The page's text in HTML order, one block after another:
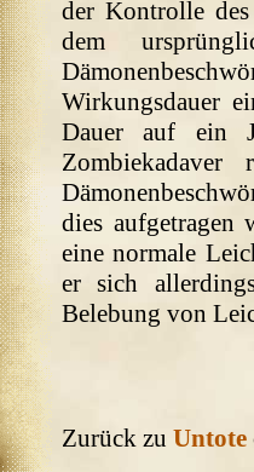
der Kontrolle
dem
Wirkungsdauer
Dauer auf ein
dies aufgetragen
eine normale
er sich
Belebung von
Zurück zu Untote